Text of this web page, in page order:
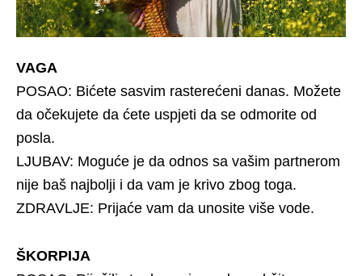
VAGA
POSAO: Bićete sasvim rasterećeni danas. Možete
da očekujete da ćete uspjeti da se odmorite od
posla.
LJUBAV: Moguće je da odnos sa vašim partnerom
nije baš najbolji i da vam je krivo zbog toga.
ZDRAVLJE: Prijaće vam da unosite više vode.
ŠKORPIJA